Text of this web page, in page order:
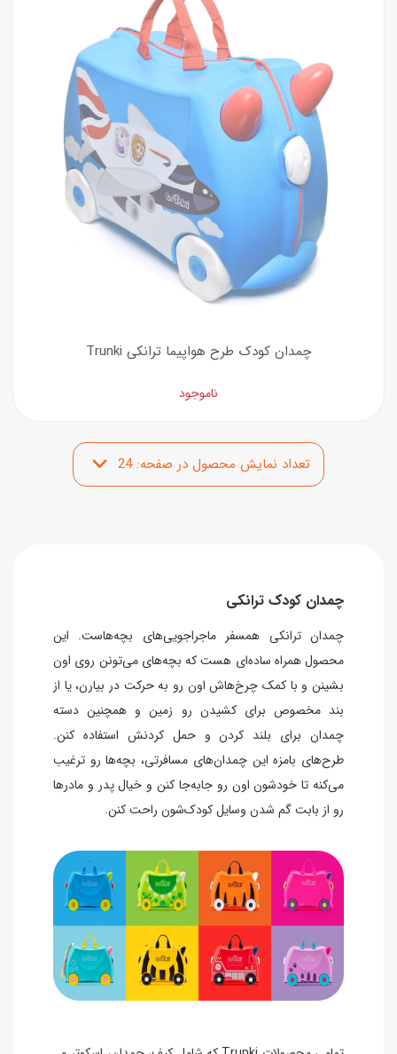
چمدان کودک طرح هواپیما ترانکی Trunki
ناموجود
چمدان کودک ترانکی
چمدان ترانکی همسفر ماجراجویی‌های بچه‌هاست. این
محصول همراه ساده‌ای هست که بچه‌های می‌تونن روی اون
بشینن و با کمک چرخ‌هاش اون رو به حرکت در بیارن، یا از
بند مخصوص برای کشیدن رو زمین و همچنین دسته
چمدان برای بلند کردن و حمل کردنش استفاده کنن.
طرح‌های بامزه این چمدان‌های مسافرتی، بچه‌ها رو ترغیب
می‌کنه تا خودشون اون رو جابه‌جا کنن و خیال پدر و مادرها
رو از بابت گم شدن وسایل کودک‌شون راحت کنن.